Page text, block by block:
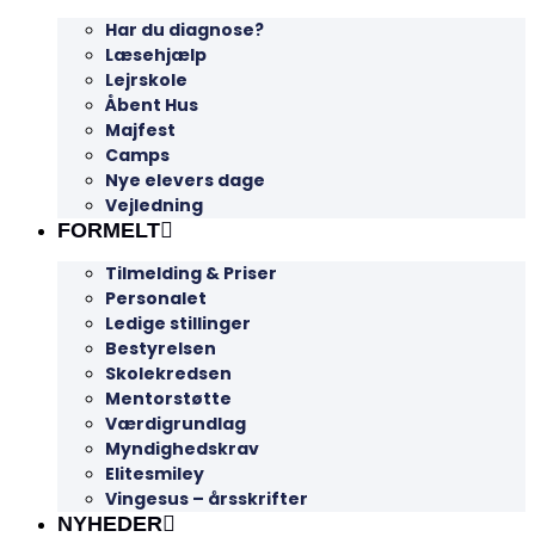
Har du diagnose?
Læsehjælp
Lejrskole
Åbent Hus
Majfest
Camps
Nye elevers dage
Vejledning
FORMELT
Tilmelding & Priser
Personalet
Ledige stillinger
Bestyrelsen
Skolekredsen
Mentorstøtte
Værdigrundlag
Myndighedskrav
Elitesmiley
Vingesus – årsskrifter
NYHEDER